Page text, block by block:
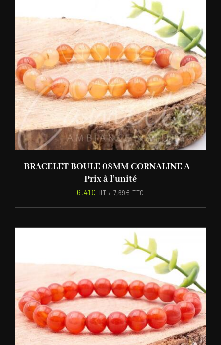
BRACELET BOULE 08MM CORNALINE A –
Prix à l’unité
6,41€ HT / 7,69€ TTC